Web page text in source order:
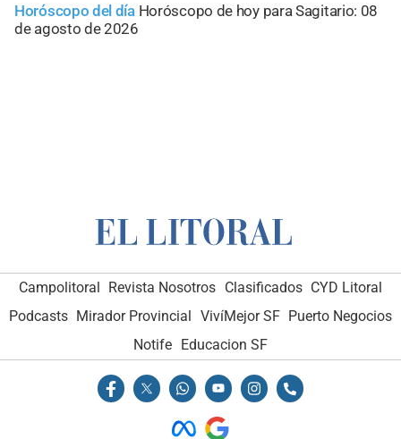
Horóscopo del día Horóscopo de hoy para Sagitario: 08
de agosto de 2026
Campolitoral Revista Nosotros Clasificados CYD Litoral
Podcasts Mirador Provincial VivíMejor SF Puerto Negocios
Notife
Educacion SF